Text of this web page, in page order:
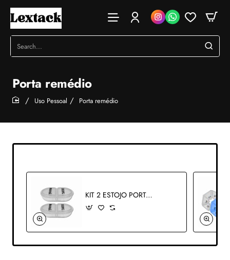
Search...
Porta remédio
home
Uso Pessoal Porta remédio
KIT 2 ESTOJO PORTA REMÉDIO COM DIVISÓRIAS USO DIÁRIO EM PLÁSTICO REF: AP36310-3